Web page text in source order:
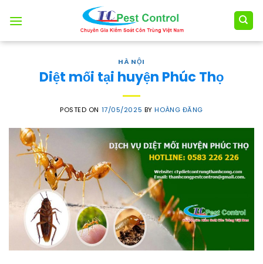
HÀ NỘI
Diệt mối tại huyện Phúc Thọ
POSTED ON 17/05/2025 BYHOÀNG ĐĂNG